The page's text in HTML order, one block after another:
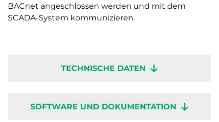
BACnet angeschlossen werden und mit dem
SCADA-System kommunizieren.
TECHNISCHE DATEN
SOFTWARE UND DOKUMENTATION